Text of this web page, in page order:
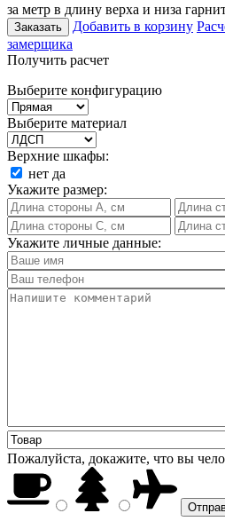
за метр в длину верха и низа
Заказать Добавить в корзину
замерщика
Получить расчет
Выберите конфигурацию
Выберите материал
Верхние шкафы:
нет да
Укажите размер:
Укажите личные данные:
Пожалуйста, докажите, что вы